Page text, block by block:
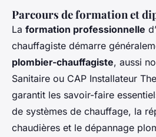
Parcours de formation et
La formation professionnelle
chauffagiste démarre
plombier-chauffagiste, aussi
Sanitaire ou CAP Installateur
garantit les savoir-faire
de systèmes de chauffage, la
chaudières et le dépannage